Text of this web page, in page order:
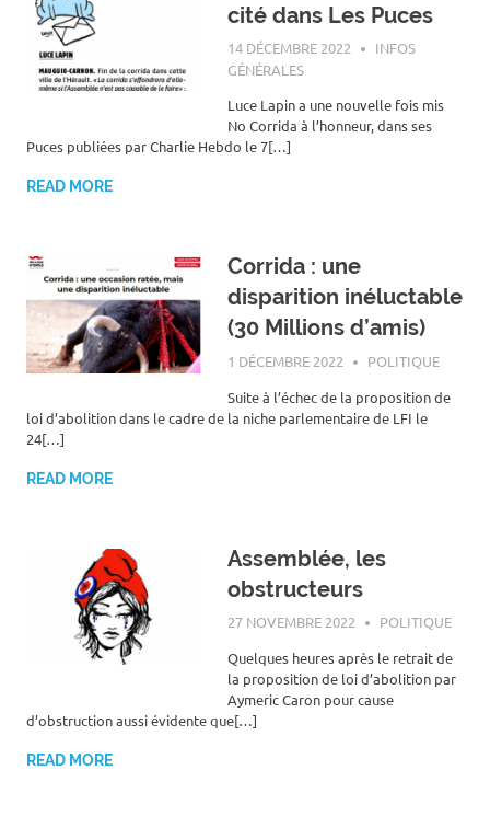
cité dans Les Puces
14 DÉCEMBRE 2022 ROGER LAHANA
INFOS
GÉNÉRALES
Luce Lapin a une nouvelle fois mis
No Corrida à l’honneur, dans ses
Puces publiées par Charlie Hebdo le 7[…]
READ MORE
Corrida : une
disparition inéluctable
(30 Millions d’amis)
1 DÉCEMBRE 2022 ROGER LAHANA
POLITIQUE
Suite à l’échec de la proposition de
loi d’abolition dans le cadre de la niche parlementaire de LFI le
24[…]
READ MORE
Assemblée, les
obstructeurs
27 NOVEMBRE 2022 ROGER LAHANA
POLITIQUE
Quelques heures après le retrait de
la proposition de loi d’abolition par
Aymeric Caron pour cause
d’obstruction aussi évidente que[…]
READ MORE